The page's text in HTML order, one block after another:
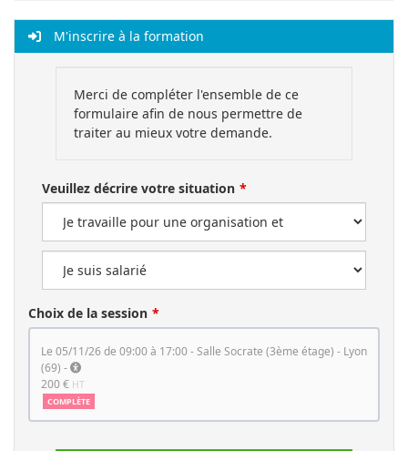
M'inscrire à la formation
Merci de compléter l'ensemble de ce
formulaire afin de nous permettre de
traiter au mieux votre demande.
Veuillez décrire votre situation
Choix de la session
le 05/11/26 de 09:00 à 17:00 - Salle Socrate (3ème étage) - Lyon
(69) -
200 € HT
COMPLÈTE